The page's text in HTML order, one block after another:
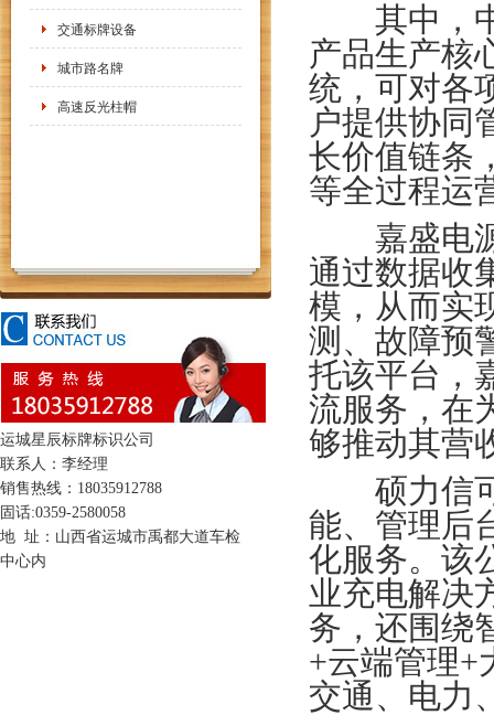
交通标牌设备
城市路名牌
高速反光柱帽
运城星辰标牌标识公司
联系人：李经理
销售热线：18035912788
固话:0359-2580058
地 址：山西省运城市禹都大道车检
中心内
其中，中
产品生产核
统，可对各
户提供协同
长价值链条
等全过程运
嘉盛电源
通过数据收
模，从而实
测、故障预
托该平台，
流服务，在
够推动其营
硕力信可
能、管理后
化服务。该
业充电解决
务，还围绕
+云端管理+
交通、电力